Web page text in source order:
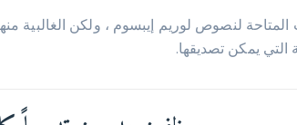
المتاحة لنصوص لوريم إيبسوم ، ولكن الغالبية
التي يمكن تصديقها.